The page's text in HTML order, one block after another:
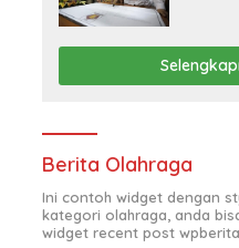
Berita Olahraga
Ini contoh widget dengan
kategori olahraga, anda
widget recent post wpberita.